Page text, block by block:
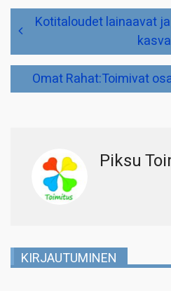
Artikkelien
selausKotitaloudet lainaavat
Omat Rahat:Toimivat
Piksu
KIRJAUTUMINEN